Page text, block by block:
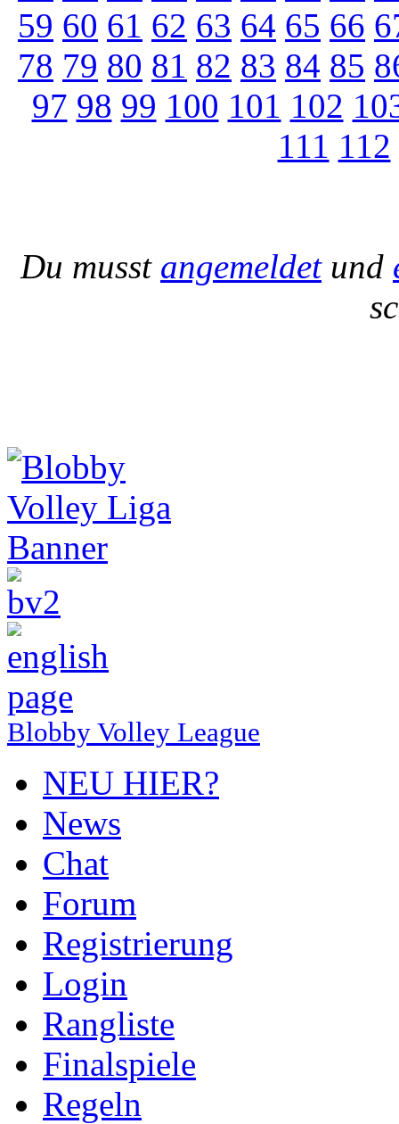
59 60 61 62 63 64 65 66
78 79 80 81 82 83 84 85
97 98 99 100 101 102
111 112
Du musst angemeldetund
Blobby Volley League
NEU HIER?
News
Chat
Forum
Registrierung
Login
Rangliste
Finalspiele
Regeln